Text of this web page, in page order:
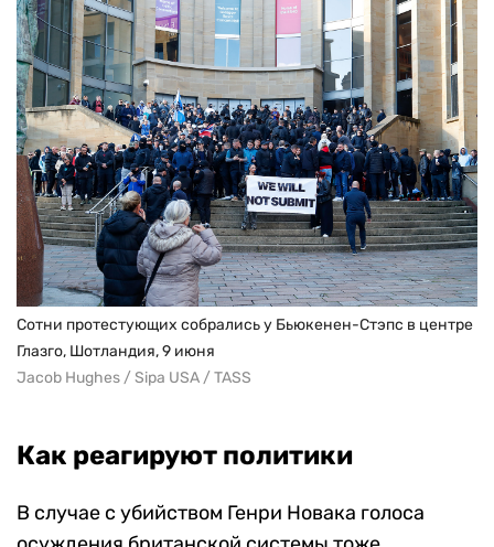
результате Новак умер, не дождавшись скорой.
Позже экспертиза подтвердит, что 18-летний
британец не смог бы выжить. Викрам Дигва
получил пожизненное.
Сотни протестующих собрались у Бьюкенен-Стэпс в центре
Jacob Hughes / Sipa USA / TASS